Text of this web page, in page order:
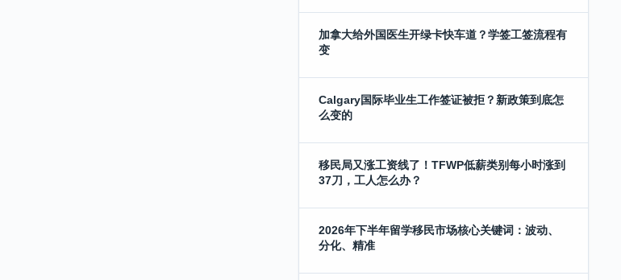
加拿大给外国医生开绿卡快车道？学签工签流程有
变
Calgary国际毕业生工作签证被拒？新政策到底怎
么变的
移民局又涨工资线了！TFWP低薪类别每小时涨到
37刀，工人怎么办？
2026年下半年留学移民市场核心关键词：波动、
分化、精准